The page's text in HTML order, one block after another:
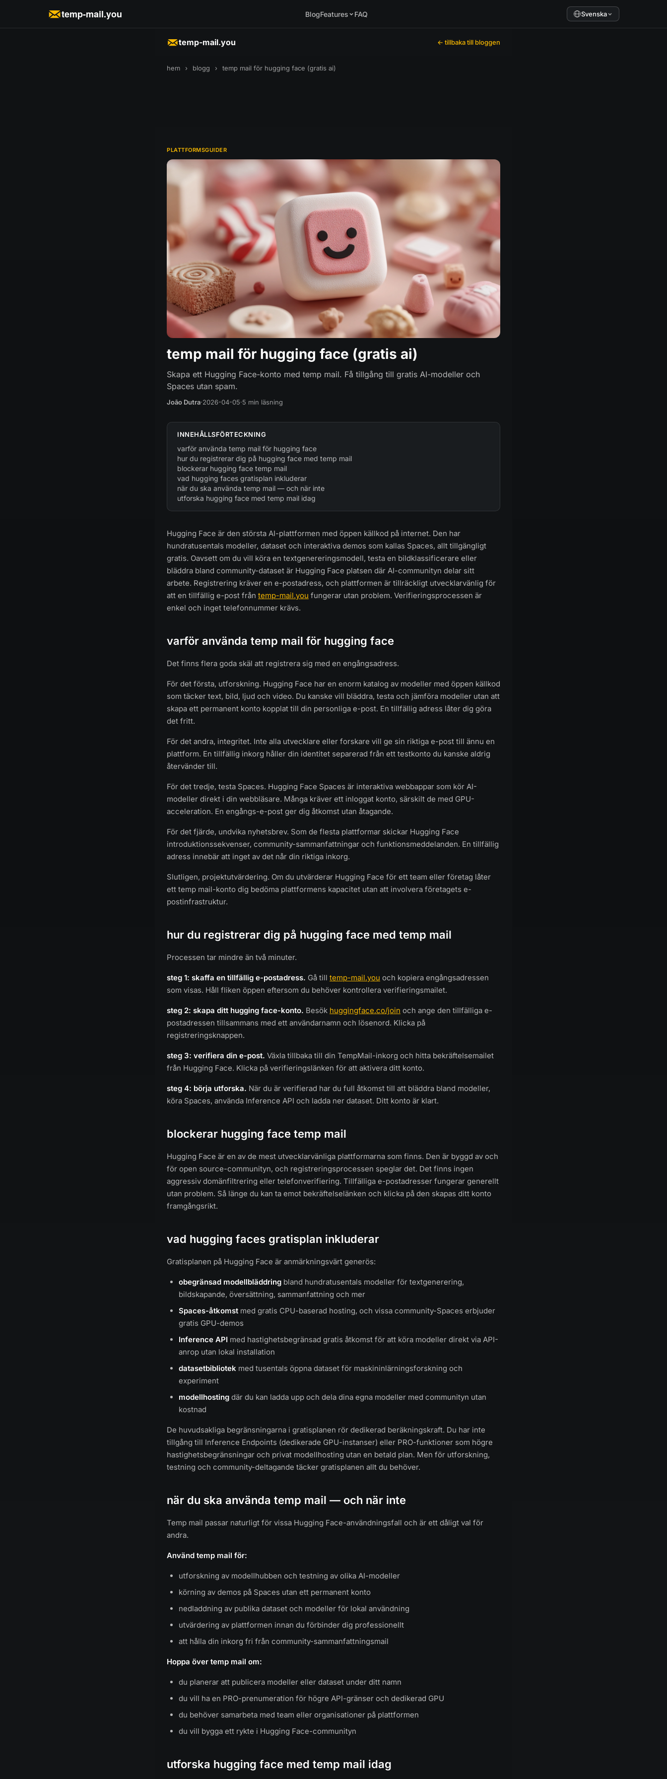
temp-mail.you BlogFeatures FAQ Svenska
temp-mail.you ← tillbaka till bloggen
hem › blogg › temp mail för hugging face (gratis ai)
PLATTFORMSGUIDER
temp mail för hugging face (gratis ai)
Skapa ett Hugging Face-konto med temp mail. Få tillgång till gratis AI-modeller och
Spaces utan spam.
João Dutra·2026-04-05·5 min läsning
INNEHÅLLSFÖRTECKNING
varför använda temp mail för hugging face
hur du registrerar dig på hugging face med temp mail
blockerar hugging face temp mail
vad hugging faces gratisplan inkluderar
när du ska använda temp mail — och när inte
utforska hugging face med temp mail idag
Hugging Face är den största AI-plattformen med öppen källkod på internet. Den har
hundratusentals modeller, dataset och interaktiva demos som kallas Spaces, allt tillgängligt
gratis. Oavsett om du vill köra en textgenereringsmodell, testa en bildklassificerare eller
bläddra bland community-dataset är Hugging Face platsen där AI-communityn delar sitt
arbete. Registrering kräver en e-postadress, och plattformen är tillräckligt utvecklarvänlig för
att en tillfällig e-post från temp-mail.you fungerar utan problem. Verifieringsprocessen är
enkel och inget telefonnummer krävs.
varför använda temp mail för hugging face
Det finns flera goda skäl att registrera sig med en engångsadress.
För det första, utforskning. Hugging Face har en enorm katalog av modeller med öppen källkod
som täcker text, bild, ljud och video. Du kanske vill bläddra, testa och jämföra modeller utan att
skapa ett permanent konto kopplat till din personliga e-post. En tillfällig adress låter dig göra
det fritt.
För det andra, integritet. Inte alla utvecklare eller forskare vill ge sin riktiga e-post till ännu en
plattform. En tillfällig inkorg håller din identitet separerad från ett testkonto du kanske aldrig
återvänder till.
För det tredje, testa Spaces. Hugging Face Spaces är interaktiva webbappar som kör AI-
modeller direkt i din webbläsare. Många kräver ett inloggat konto, särskilt de med GPU-
acceleration. En engångs-e-post ger dig åtkomst utan åtagande.
För det fjärde, undvika nyhetsbrev. Som de flesta plattformar skickar Hugging Face
introduktionssekvenser, community-sammanfattningar och funktionsmeddelanden. En tillfällig
adress innebär att inget av det når din riktiga inkorg.
Slutligen, projektutvärdering. Om du utvärderar Hugging Face för ett team eller företag låter
ett temp mail-konto dig bedöma plattformens kapacitet utan att involvera företagets e-
postinfrastruktur.
hur du registrerar dig på hugging face med temp mail
Processen tar mindre än två minuter.
steg 1: skaffa en tillfällig e-postadress. Gå till temp-mail.you och kopiera engångsadressen
som visas. Håll fliken öppen eftersom du behöver kontrollera verifieringsmailet.
steg 2: skapa ditt hugging face-konto. Besök huggingface.co/join och ange den tillfälliga e-
postadressen tillsammans med ett användarnamn och lösenord. Klicka på
registreringsknappen.
steg 3: verifiera din e-post. Växla tillbaka till din TempMail-inkorg och hitta bekräftelsemailet
från Hugging Face. Klicka på verifieringslänken för att aktivera ditt konto.
steg 4: börja utforska. När du är verifierad har du full åtkomst till att bläddra bland modeller,
köra Spaces, använda Inference API och ladda ner dataset. Ditt konto är klart.
blockerar hugging face temp mail
Hugging Face är en av de mest utvecklarvänliga plattformarna som finns. Den är byggd av och
för open source-communityn, och registreringsprocessen speglar det. Det finns ingen
aggressiv domänfiltrering eller telefonverifiering. Tillfälliga e-postadresser fungerar generellt
utan problem. Så länge du kan ta emot bekräftelselänken och klicka på den skapas ditt konto
framgångsrikt.
vad hugging faces gratisplan inkluderar
Gratisplanen på Hugging Face är anmärkningsvärt generös:
obegränsad modellbläddring bland hundratusentals modeller för textgenerering,
bildskapande, översättning, sammanfattning och mer
Spaces-åtkomst med gratis CPU-baserad hosting, och vissa community-Spaces erbjuder
gratis GPU-demos
Inference API med hastighetsbegränsad gratis åtkomst för att köra modeller direkt via API-
anrop utan lokal installation
datasetbibliotek med tusentals öppna dataset för maskininlärningsforskning och
experiment
modellhosting där du kan ladda upp och dela dina egna modeller med communityn utan
kostnad
De huvudsakliga begränsningarna i gratisplanen rör dedikerad beräkningskraft. Du har inte
tillgång till Inference Endpoints (dedikerade GPU-instanser) eller PRO-funktioner som högre
hastighetsbegränsningar och privat modellhosting utan en betald plan. Men för utforskning,
testning och community-deltagande täcker gratisplanen allt du behöver.
när du ska använda temp mail — och när inte
Temp mail passar naturligt för vissa Hugging Face-användningsfall och är ett dåligt val för
andra.
Använd temp mail för:
utforskning av modellhubben och testning av olika AI-modeller
körning av demos på Spaces utan ett permanent konto
nedladdning av publika dataset och modeller för lokal användning
utvärdering av plattformen innan du förbinder dig professionellt
att hålla din inkorg fri från community-sammanfattningsmail
Hoppa över temp mail om:
du planerar att publicera modeller eller dataset under ditt namn
du vill ha en PRO-prenumeration för högre API-gränser och dedikerad GPU
du behöver samarbeta med team eller organisationer på plattformen
du vill bygga ett rykte i Hugging Face-communityn
utforska hugging face med temp mail idag